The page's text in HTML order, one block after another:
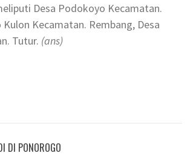
Desa Podokoyo Kecamatan.
Kecamatan. Rembang, Desa
Tutur. (ans)
DI PONOROGO